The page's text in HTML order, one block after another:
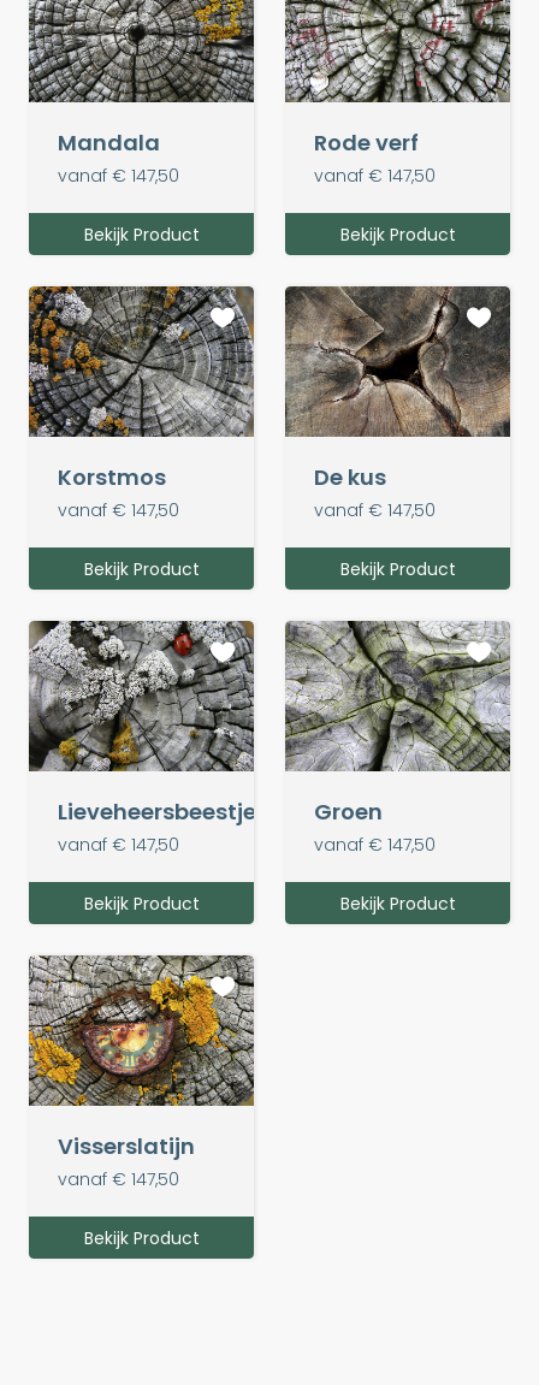
Mandala
vanaf € 147,50
Bekijk Product
Rode verf
vanaf € 147,50
Bekijk Product
Korstmos
vanaf € 147,50
Bekijk Product
De kus
vanaf € 147,50
Bekijk Product
Lieveheersbeestje
vanaf € 147,50
Bekijk Product
Groen
vanaf € 147,50
Bekijk Product
Visserslatijn
vanaf € 147,50
Bekijk Product